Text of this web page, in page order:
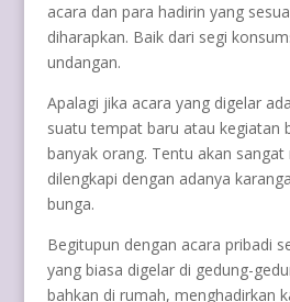
acara dan para hadirin yang
diharapkan. Baik dari segi
undangan.
Apalagi jika acara yang digelar
suatu tempat baru atau kegiatan
banyak orang. Tentu akan
dilengkapi dengan adanya
bunga.
Begitupun dengan acara pribadi
yang biasa digelar di gedung-
bahkan di rumah, menghadirkan